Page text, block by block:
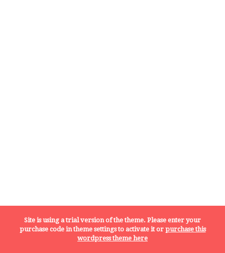
Site is using a trial version of the theme. Please enter your
purchase code in theme settings to activate it or purchase this
wordpress theme here